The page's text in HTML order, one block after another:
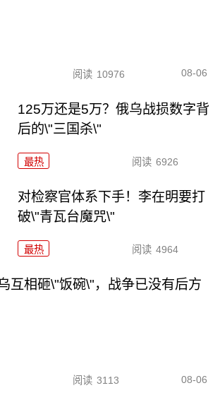
阅读 10976 08-06
125万还是5万？俄乌战损数字背
后的\"三国杀\"
最热 阅读 6926
对检察官体系下手！李在明要打
破\"青瓦台魔咒\"
最热 阅读 4964
互相砸\"饭碗\"，战争已没有后方
阅读 3113 08-06